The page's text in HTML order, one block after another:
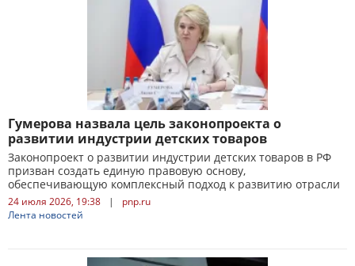
Гумерова назвала цель законопроекта о
развитии индустрии детских товаров
Законопроект о развитии индустрии детских товаров в РФ
призван создать единую правовую основу,
обеспечивающую комплексный подход к развитию отрасли
24 июля 2026, 19:38 |
pnp.ru
Лента новостей